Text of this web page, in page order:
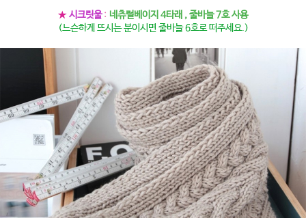
★ 시크릿울 : 네츄럴베이지 4타래 , 줄바늘 7호 사용
(느슨하게 뜨시는 분이시면 줄바늘 6호로 떠주세요.)